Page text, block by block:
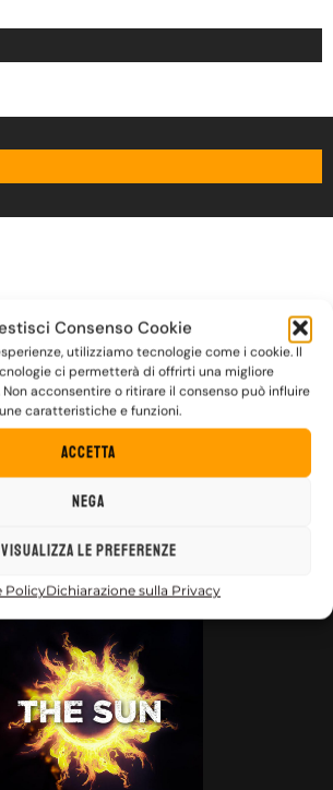
Consenso Cookie
utilizziamo tecnologie come i cookie. Il
ci permetterà di offrirti una migliore
acconsentire o ritirare il consenso può influire
caratteristiche e funzioni.
Accetta
Nega
Visualizza le preferenze
PolicyDichiarazione sulla Privacy
DENTRO